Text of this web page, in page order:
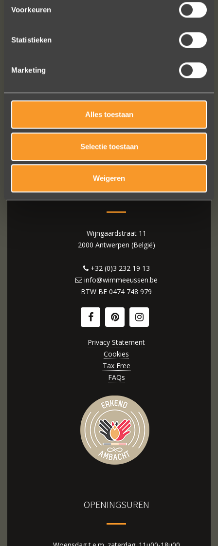
Voorkeuren
Statistieken
Marketing
Alles toestaan
Selectie toestaan
Weigeren
WIM MEEUSSEN
Wijngaardstraat 11
2000 Antwerpen (België)
+32 (0)3 232 19 13
info@wimmeeussen.be
BTW BE 0474 748 979
Privacy Statement
Cookies
Tax Free
FAQs
OPENINGSUREN